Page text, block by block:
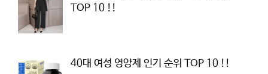
TOP 10 !!
40대 여성 영양제 인기 순위 TOP 10 !!